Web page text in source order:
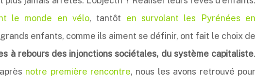
le monde en vélo, tantôt en survolant les Pyrénées en
enfants, comme ils aiment se définir, ont fait le choix de
à rebours des injonctions sociétales, du système capitaliste.
notre première rencontre, nous les avons retrouvé pour